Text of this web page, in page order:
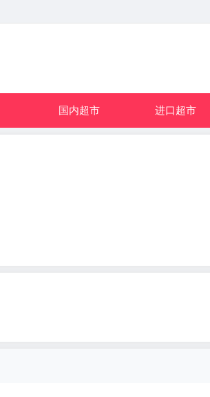
国内超市 进口超市